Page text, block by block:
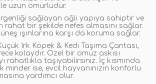
uzun ömürlüdür.
sağlayan ağlı yapıya sahiptir ve
rahat bir şekilde nefes almasını sağlar.
ışınlarına karşı da koruma sağlar.
Irk Köpek & Kedi Taşıma Çantası,
kolaydır. Özel bir omuz askısı
rahatlıkla taşıyabilirsiniz. İç kısmında
minder ise, evcil hayvanınızın konforlu
yardımcı olur.